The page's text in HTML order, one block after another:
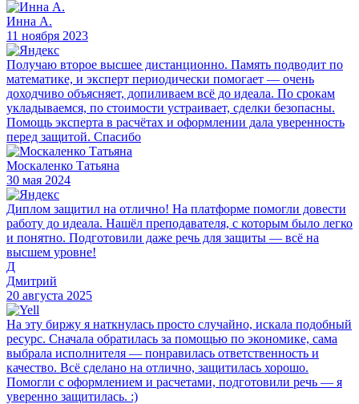
Инна А.
11 ноября 2023
Получаю второе высшее дистанционно. Память подводит по
математике, и эксперт периодически помогает — очень
доходчиво объясняет, допиливаем всё до идеала. По срокам
укладываемся, по стоимости устраивает, сделки безопасны.
Помощь эксперта в расчётах и оформлении дала уверенность
перед защитой. Спасибо
Москаленко Татьяна
30 мая 2024
Диплом защитил на отлично! На платформе помогли довести
работу до идеала. Нашёл преподавателя, с которым было легко
и понятно. Подготовили даже речь для защиты — всё на
высшем уровне!
Д
Дмитрий
20 августа 2025
На эту биржу я наткнулась просто случайно, искала подобный
ресурс. Сначала обратилась за помощью по экономике, сама
выбрала исполнителя — понравилась ответственность и
качество. Всё сделано на отлично, защитилась хорошо.
Помогли с оформлением и расчетами, подготовили речь — я
уверенно защитилась. :)